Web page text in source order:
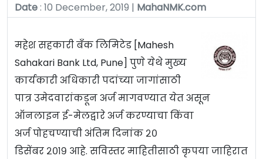
Date: 10 December, 2019 | MahaNMK.com
महेश सहकारी बँक लिमिटेड [Mahesh
Sahakari Bank Ltd, Pune] पुणे येथे मुख्य
कार्यकारी अधिकारी पदांच्या जागांसाठी
पात्र उमेदवारांकडून अर्ज मागवण्यात येत असून
ऑनलाइन ई-मेलद्वारे अर्ज करण्याचा किंवा
अर्ज पोहचण्याची अंतिम दिनांक २०
डिसेंबर २०१९ आहे. सविस्तर माहितीसाठी कृपया जाहिरात